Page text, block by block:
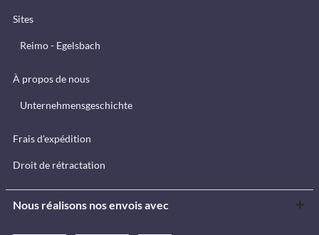
Sites
Reimo - Egelsbach
À propos de nous
Unternehmensgeschichte
Frais d'expédition
Droit de rétractation
Nous réalisons nos envois avec